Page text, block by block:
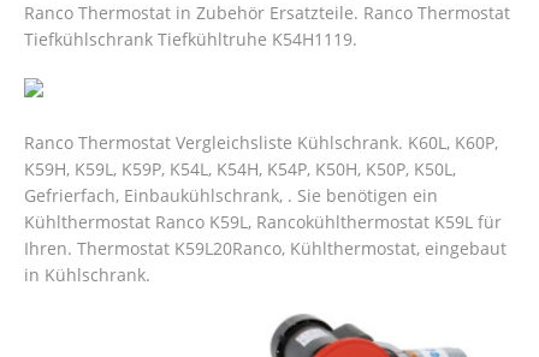
Ranco Thermostat in Zubehör Ersatzteile. Ranco Thermostat
Tiefkühlschrank Tiefkühltruhe K54H1119.
Ranco Thermostat Vergleichsliste Kühlschrank. K60L, K60P,
K59H, K59L, K59P, K54L, K54H, K54P, K50H, K50P, K50L,
Gefrierfach, Einbaukühlschrank, . Sie benötigen ein
Kühlthermostat Ranco K59L, Rancokühlthermostat K59L für
Ihren. Thermostat K59L20Ranco, Kühlthermostat, eingebaut
in Kühlschrank.